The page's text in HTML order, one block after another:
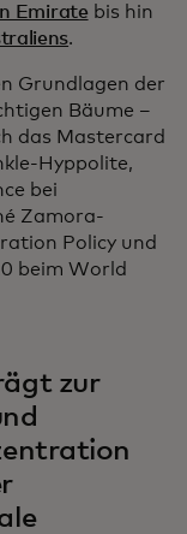
Emirate bis hin
.
Grundlagen der
Bäume –
das Mastercard
Hyppolite,
bei
Zamora-
Policy und
beim World
zur